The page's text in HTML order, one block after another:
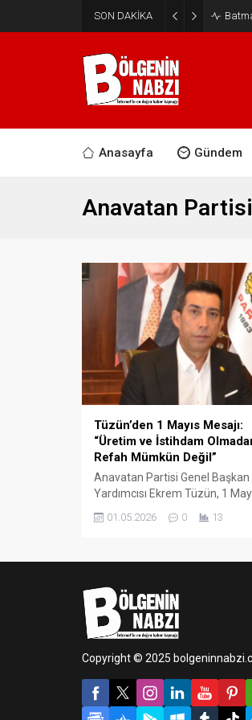
SON DAKİKA
Anasayfa Gündem
Anavatan
Tüzün’den 1 Mayıs Mesajı:
“Üretim ve İstihdam
Refah Mümkün Değil”
Anavatan Partisi Genel Başkan
Yardımcısı Ekrem Tüzün, 1
kapsamında yayınladığı
01.05.2026 0 13
Copyright © 2025